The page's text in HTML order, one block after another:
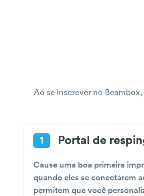
Ao se inscrever no
1 Portal de
Cause uma boa primeira
quando eles se conectarem
permitem que você